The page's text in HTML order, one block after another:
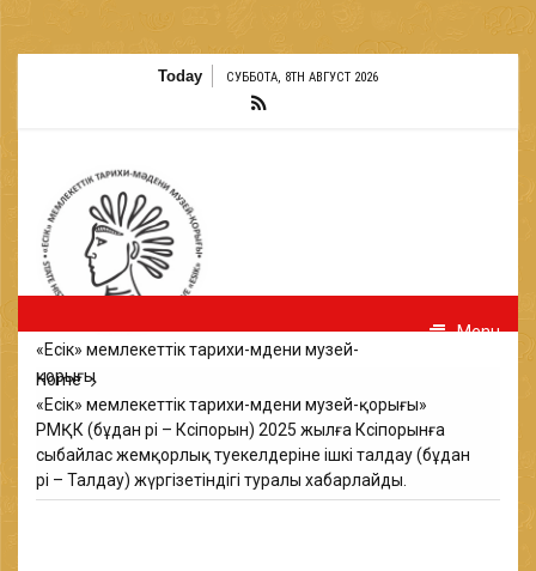
Today СУББОТА, 8TH АВГУСТ 2026
«Есік» мемлекеттік тарихи-мәдени музей-
қорығы
Menu
Home
«Есік» мемлекеттік тарихи-мәдени музей-қорығы»
РМҚК (бұдан әрі – Кәсіпорын) 2025 жылға Кәсіпорынға
сыбайлас жемқорлық тәуекелдеріне ішкі талдау (бұдан
әрі – Талдау) жүргізетіндігі туралы хабарлайды.